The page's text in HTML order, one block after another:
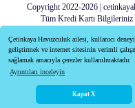
Çetinkaya Havuzculuk ailesi, kullanıcı
geliştirmek ve internet sitesinin verimli
sağlamak amacıyla çerezler kullanılmaktadır.
Ayrıntıları inceleyin
Kapat X
Anasayfa Menü
Copyright 2022-2026 |
Tüm Kredi Kartı Bilgileriniz
ideasoft